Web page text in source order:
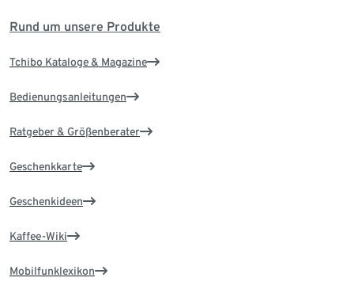
Rund um unsere Produkte
Tchibo Kataloge & Magazine
Bedienungsanleitungen
Ratgeber & Größenberater
Geschenkkarte
Geschenkideen
Kaffee-Wiki
Mobilfunklexikon